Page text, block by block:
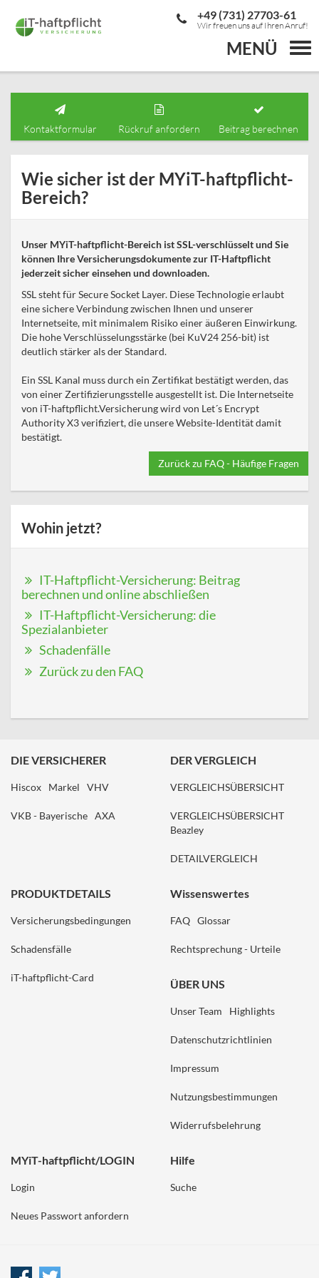
MENÜ
+49 (731) 27703-61
Wir freuen uns auf Ihren Anruf!
Kontaktformular Rückruf anfordern Beitrag berechnen
Wie sicher ist der MYiT-haftpflicht-
Bereich?
Unser MYiT-haftpflicht-Bereich ist SSL-verschlüsselt und Sie
können Ihre Versicherungsdokumente zur IT-Haftpflicht
jederzeit sicher einsehen und downloaden.
SSL steht für Secure Socket Layer. Diese Technologie erlaubt
eine sichere Verbindung zwischen Ihnen und unserer
Internetseite, mit minimalem Risiko einer äußeren Einwirkung.
Die hohe Verschlüsselungsstärke (bei KuV24 256-bit) ist
deutlich stärker als der Standard.
Ein SSL Kanal muss durch ein Zertifikat bestätigt werden, das
von einer Zertifizierungsstelle ausgestellt ist. Die Internetseite
von iT-haftpflicht.Versicherung wird von Let´s Encrypt
Authority X3 verifiziert, die unsere Website-Identität damit
bestätigt.
Zurück zu FAQ - Häufige Fragen
Wohin jetzt?
IT-Haftpflicht-Versicherung: Beitrag
berechnen und online abschließen
IT-Haftpflicht-Versicherung: die
Spezialanbieter
Schadenfälle
Zurück zu den FAQ
DIE VERSICHERER
Hiscox Markel VHV
VKB - Bayerische AXA
DER VERGLEICH
VERGLEICHSÜBERSICHT
VERGLEICHSÜBERSICHT
Beazley
DETAILVERGLEICH
PRODUKTDETAILS
Versicherungsbedingungen
Schadensfälle
iT-haftpflicht-Card
Wissenswertes
FAQ Glossar
Rechtsprechung - Urteile
ÜBER UNS
Unser Team Highlights
Datenschutzrichtlinien
Impressum
Nutzungsbestimmungen
Widerrufsbelehrung
MYiT-haftpflicht/LOGIN
Login
Neues Passwort anfordern
Hilfe
Suche